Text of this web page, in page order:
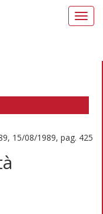
15/08/1989, pag. 425